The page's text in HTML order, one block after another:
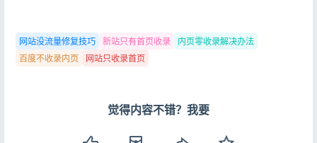
网站没流量修复技巧 新站只有首页收录
内页零收录解决办法
百度不收录内页
网站只收录首页
觉得内容不错？我要